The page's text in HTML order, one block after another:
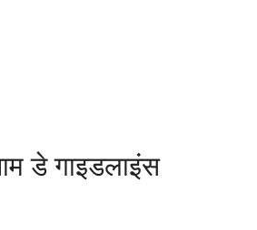
डे गाइडलाइंस